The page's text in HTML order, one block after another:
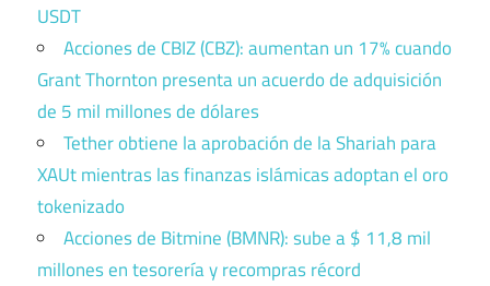
USDT
Acciones de CBIZ (CBZ): aumentan un 17% cuando
Grant Thornton presenta un acuerdo de adquisición
de 5 mil millones de dólares
Tether obtiene la aprobación de la Shariah para
XAUt mientras las finanzas islámicas adoptan el oro
tokenizado
Acciones de Bitmine (BMNR): sube a $ 11,8 mil
millones en tesorería y recompras récord